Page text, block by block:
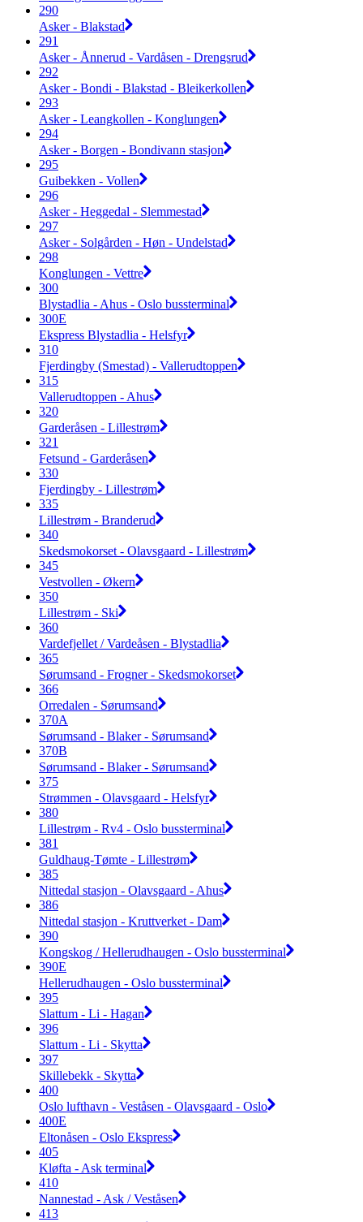
290
Asker - Blakstad
291
Asker - Ånnerud - Vardåsen - Drengsrud
292
Asker - Bondi - Blakstad - Bleikerkollen
293
Asker - Leangkollen - Konglungen
294
Asker - Borgen - Bondivann stasjon
295
Guibekken - Vollen
296
Asker - Heggedal - Slemmestad
297
Asker - Solgården - Høn - Undelstad
298
Konglungen - Vettre
300
Blystadlia - Ahus - Oslo bussterminal
300E
Ekspress Blystadlia - Helsfyr
310
Fjerdingby (Smestad) - Vallerudtoppen
315
Vallerudtoppen - Ahus
320
Garderåsen - Lillestrøm
321
Fetsund - Garderåsen
330
Fjerdingby - Lillestrøm
335
Lillestrøm - Branderud
340
Skedsmokorset - Olavsgaard - Lillestrøm
345
Vestvollen - Økern
350
Lillestrøm - Ski
360
Vardefjellet / Vardeåsen - Blystadlia
365
Sørumsand - Frogner - Skedsmokorset
366
Orredalen - Sørumsand
370A
Sørumsand - Blaker - Sørumsand
370B
Sørumsand - Blaker - Sørumsand
375
Strømmen - Olavsgaard - Helsfyr
380
Lillestrøm - Rv4 - Oslo bussterminal
381
Guldhaug-Tømte - Lillestrøm
385
Nittedal stasjon - Olavsgaard - Ahus
386
Nittedal stasjon - Kruttverket - Dam
390
Kongskog / Hellerudhaugen - Oslo bussterminal
390E
Hellerudhaugen - Oslo bussterminal
395
Slattum - Li - Hagan
396
Slattum - Li - Skytta
397
Skillebekk - Skytta
400
Oslo lufthavn - Veståsen - Olavsgaard - Oslo
400E
Eltonåsen - Oslo Ekspress
405
Kløfta - Ask terminal
410
Nannestad - Ask / Veståsen
413